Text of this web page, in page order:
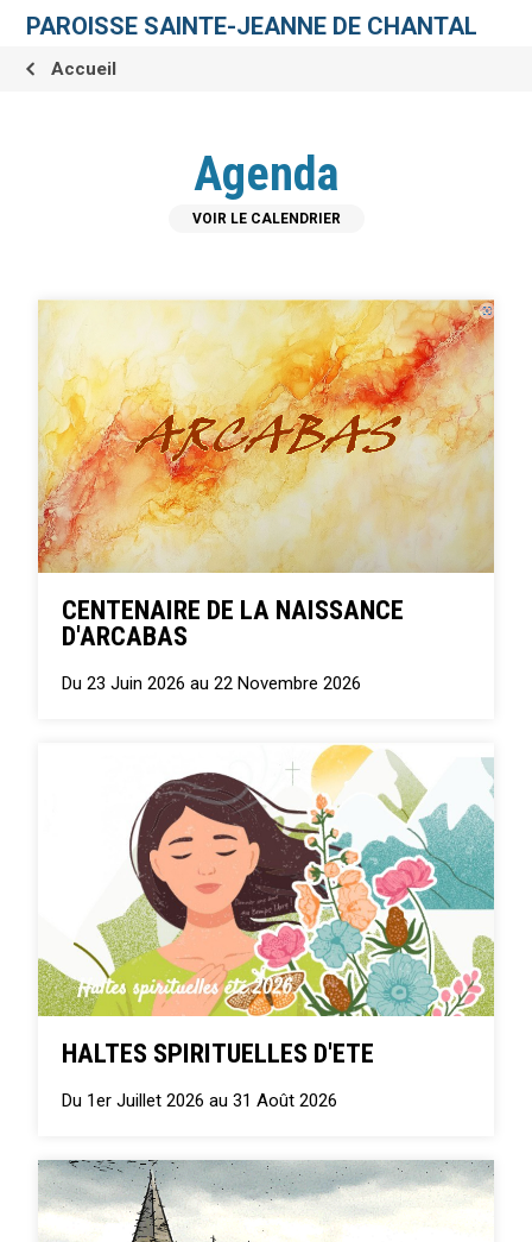
contenu.
personnelsPAROISSE SAINTE-JEANNE DE CHANTAL
Accueil
Agenda
VOIR LE CALENDRIER
CENTENAIRE DE LA NAISSANCE
D'ARCABAS
Du 23 Juin 2026 au 22 Novembre 2026
HALTES SPIRITUELLES D'ETE
Du 1er Juillet 2026 au 31 Août 2026